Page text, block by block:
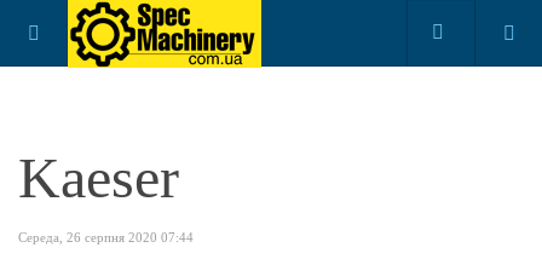
Kaeser
Середа, 26 серпня 2020 07:44